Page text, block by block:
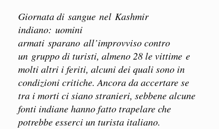
Giornata di sangue nel Kashmir
indiano: uomini
armati sparano all’improvviso contro
un gruppo di turisti, almeno 28 le vittime e
molti altri i feriti, alcuni dei quali sono in
condizioni critiche. Ancora da accertare se
tra i morti ci siano stranieri, sebbene alcune
fonti indiane hanno fatto trapelare che
potrebbe esserci un turista italiano.